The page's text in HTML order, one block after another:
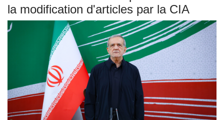
la modification d'articles par la CIA